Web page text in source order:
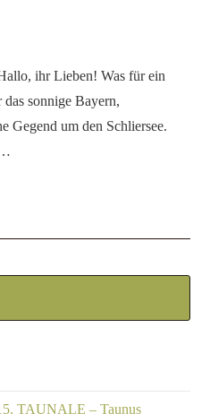
ihr Lieben! Was für ein
sonnige Bayern,
Gegend um den Schliersee.
TAUNALE – Taunus